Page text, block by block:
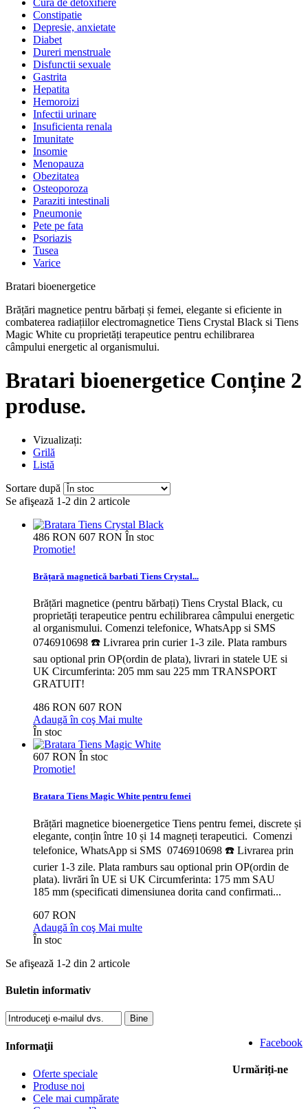
Cura de detoxifiere
Constipatie
Depresie, anxietate
Diabet
Dureri menstruale
Disfunctii sexuale
Gastrita
Hepatita
Hemoroizi
Infectii urinare
Insuficienta renala
Imunitate
Insomie
Menopauza
Obezitatea
Osteoporoza
Paraziti intestinali
Pneumonie
Pete pe fata
Psoriazis
Tusea
Varice
Bratari bioenergetice
Brățări magnetice pentru bărbați și femei, elegante si eficiente in
combaterea radiațiilor electromagnetice Tiens Crystal Black si Tiens
Magic White cu proprietăți terapeutice pentru echilibrarea
câmpului energetic al organismului.
Bratari bioenergetice Conține 2
produse.
Vizualizați:
Grilă
Listă
Sortare după
Se afişează 1-2 din 2 articole
486 RON 607 RON În stoc
Promotie!
Brățară magnetică barbati Tiens Crystal...
Brățări magnetice (pentru bărbați) Tiens Crystal Black, cu
proprietăți terapeutice pentru echilibrarea câmpului energetic
al organismului. Comenzi telefonice, WhatsApp si SMS
0746910698 ☎️ Livrarea prin curier 1-3 zile. Plata ramburs
sau optional prin OP(ordin de plata), livrari in statele UE si
UK Circumferinta: 205 mm sau 225 mm TRANSPORT
GRATUIT!
486 RON 607 RON
Adaugă în coş Mai multe
În stoc
607 RON În stoc
Promotie!
Bratara Tiens Magic White pentru femei
Brățări magnetice bioenergetice Tiens pentru femei, discrete și
elegante, conțin între 10 și 14 magneți terapeutici. Comenzi
telefonice, WhatsApp si SMS 0746910698 ☎️ Livrarea prin
curier 1-3 zile. Plata ramburs sau optional prin OP(ordin de
plata). livrări în UE si UK Circumferinta: 175 mm SAU
185 mm (specificati dimensiunea dorita cand confirmati...
607 RON
Adaugă în coş Mai multe
În stoc
Se afişează 1-2 din 2 articole
Buletin informativ
Bine
Facebook
Urmăriți-ne
Informaţii
Oferte speciale
Produse noi
Cele mai cumpărate